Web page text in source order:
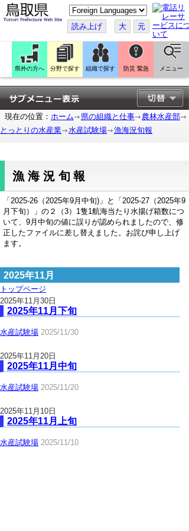
こ
の
ペ
ー
ジ
翻
訳
す
る
読み上げ 大 元
県外の方へ 分野で探す 組織で探す 防災 緊急 メニュー
現在の位置： ホーム 県の組織と仕事
農林水産部
とっとりの水産業
水産試験場 漁海況旬報
漁海況旬報
「2025-26（2025年9月中旬)」と「2025-27（2025年9
月下旬）」の２（3）1隻1航海当たり水揚げ箱数につ
いて、9月中旬の値に誤りが認められましたので、修
正したファイルに差し替えました。お詫び申し上げ
ます。
2025年11月
トップページ
2025年11月30日
2025年11月下旬
水産試験場 2025/11/30
2025年11月20日
2025年11月中旬
水産試験場 2025/11/20
2025年11月10日
2025年11月上旬
水産試験場 2025/11/10